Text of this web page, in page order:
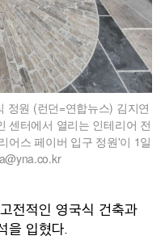
정원 (런던=연합뉴스) 김지연
센터에서 열리는 인테리어 전
어스 페이버 입구 정원'이 1일
전적인 영국식 건축과
을 입혔다.